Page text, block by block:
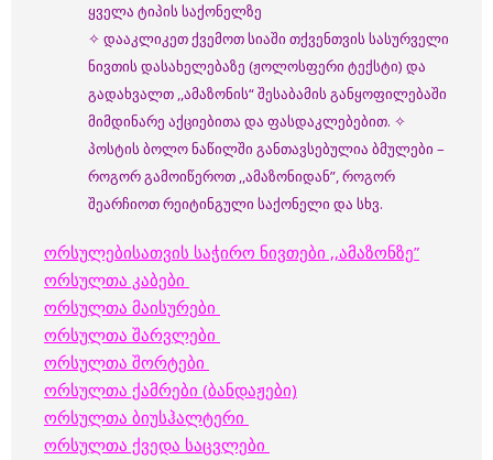
ყველა ტიპის საქონელზე
✧ დააკლიკეთ ქვემოთ სიაში თქვენთვის სასურველი
ნივთის დასახელებაზე (ჟოლოსფერი ტექსტი) და
გადახვალთ ,,ამაზონის“ შესაბამის განყოფილებაში
მიმდინარე აქციებითა და ფასდაკლებებით. ✧
პოსტის ბოლო ნაწილში განთავსებულია ბმულები –
როგორ გამოიწეროთ ,,ამაზონიდან”, როგორ
შეარჩიოთ რეიტინგული საქონელი და სხვ.
ორსულებისათვის საჭირო ნივთები ,,ამაზონზე”
ორსულთა კაბები
ორსულთა მაისურები
ორსულთა შარვლები
ორსულთა შორტები
ორსულთა ქამრები (ბანდაჟები)
ორსულთა ბიუსჰალტერი
ორსულთა ქვედა საცვლები